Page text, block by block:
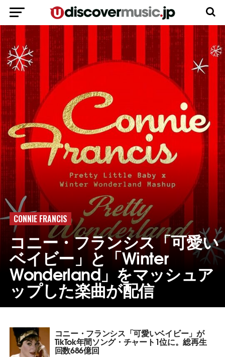
CONNIE FRANCIS
コニー・フランシス「可愛い
ベイビー」と「Winter
Wonderland」をマッシュア
ップした楽曲が配信
コニー・フランシス「可愛いベイビー」が
TikTok年間ソング・チャート1位に。総再生
回数686億回